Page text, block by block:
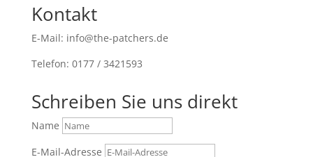
Kontakt
E-Mail: info@the-patchers.de
Telefon: 0177 / 3421593
Schreiben Sie uns direkt
Name
E-Mail-Adresse